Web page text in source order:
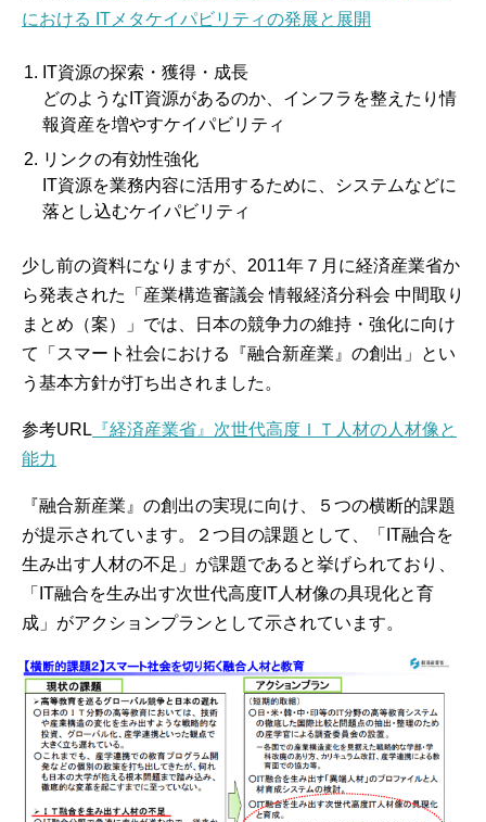
における ITメタケイパビリティの発展と展開
IT資源の探索・獲得・成長
どのようなIT資源があるのか、インフラを整えたり情
報資産を増やすケイパビリティ
リンクの有効性強化
IT資源を業務内容に活用するために、システムなどに
落とし込むケイパビリティ
少し前の資料になりますが、2011年７月に経済産業省か
ら発表された「産業構造審議会 情報経済分科会 中間取り
まとめ（案）」では、日本の競争力の維持・強化に向け
て「スマート社会における『融合新産業』の創出」とい
う基本方針が打ち出されました。
参考URL 『経済産業省』次世代高度ＩＴ人材の人材像と
能力
『融合新産業』の創出の実現に向け、５つの横断的課題
が提示されています。２つ目の課題として、「IT融合を
生み出す人材の不足」が課題であると挙げられており、
「IT融合を生み出す次世代高度IT人材像の具現化と育
成」がアクションプランとして示されています。